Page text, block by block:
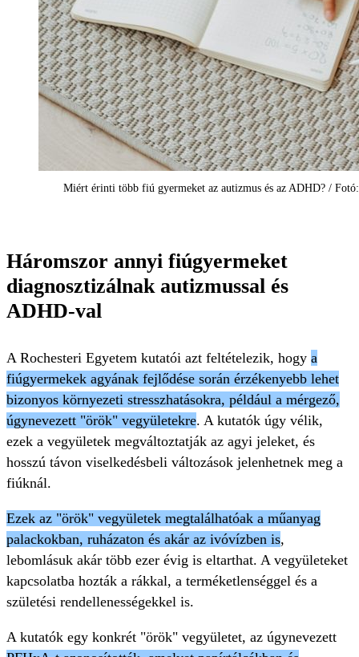
Miért érinti több fiú gyermeket az autizmus és az ADHD? /
Háromszor annyi fiúgyermeket
diagnosztizálnak autizmussal és
ADHD-val
A Rochesteri Egyetem kutatói azt feltételezik, hogy a
fiúgyermekek agyának fejlődése során érzékenyebb lehet
bizonyos környezeti stresszhatásokra, például a mérgező,
úgynevezett "örök" vegyületekre. A kutatók úgy vélik,
ezek a vegyületek megváltoztatják az agyi jeleket, és
hosszú távon viselkedésbeli változások jelenhetnek meg a
fiúknál.
Ezek az "örök" vegyületek megtalálhatóak a műanyag
palackokban, ruházaton és akár az ivóvízben is,
lebomlásuk akár több ezer évig is eltarthat. A vegyületeket
kapcsolatba hozták a rákkal, a terméketlenséggel és a
születési rendellenességekkel is.
A kutatók egy konkrét "örök" vegyületet, az úgynevezett